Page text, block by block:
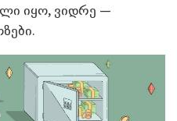
იყო, ვიდრე —